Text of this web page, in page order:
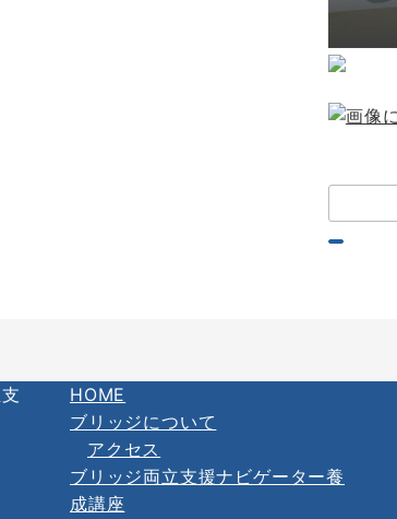
索：
HOME
ブリッジについて
アクセス
ブリッジ両立支援ナビゲーター養
成講座